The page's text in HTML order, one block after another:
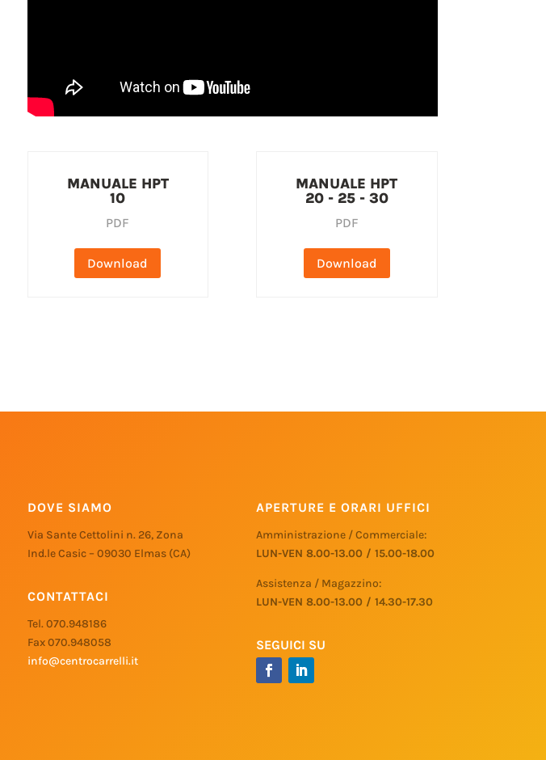
MANUALE HPT
10
PDF
Download
MANUALE HPT
20 - 25 - 30
PDF
Download
DOVE SIAMO
Via Sante Cettolini n. 26, Zona
Ind.le Casic – 09030 Elmas (CA)
CONTATTACI
Tel. 070.948186
Fax 070.948058
info@centrocarrelli.it
APERTURE E ORARI UFFICI
Amministrazione / Commerciale:
LUN-VEN 8.00-13.00 / 15.00-18.00
Assistenza / Magazzino:
LUN-VEN 8.00-13.00 / 14.30-17.30
SEGUICI SU